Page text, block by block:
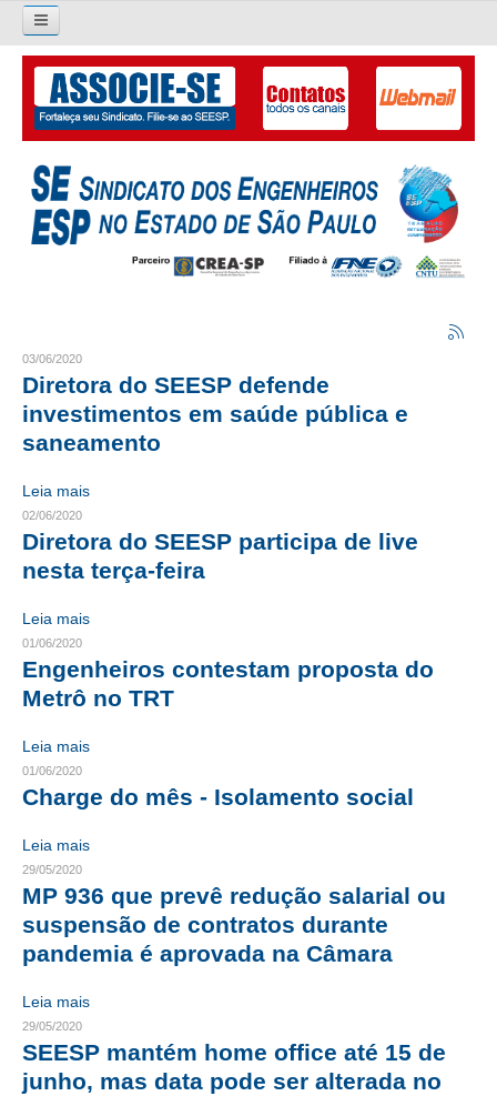
Pesquisar...
O SINDICATO
APRESENTAÇÃO
PALAVRA DO PRESIDENTE
LIVRO GESTÃO 2026-2029
GALERIA EX-PRESIDENTES
ORGANOGRAMA
CRESCE BRASIL
CONSELHO TECNOLÓGICO
HISTÓRICO E ATUAÇÃO
COMPOSIÇÃO
PERSONALIDADES DA TECNOLOGIA
NÚCLEO DA MULHER ENGENHEIRA
TRANSPARÊNCIA
JURÍDICO
CONSULTORIA
CONTRIBUIÇÕES
CONTRIBUIÇÃO ASSISTENCIAL
03/06/2020
Diretora do SEESP defende
investimentos em saúde pública e
saneamento
Leia mais
02/06/2020
Diretora do SEESP participa de live
nesta terça-feira
Leia mais
01/06/2020
Engenheiros contestam proposta do
Metrô no TRT
Leia mais
01/06/2020
Charge do mês - Isolamento social
Leia mais
29/05/2020
MP 936 que prevê redução salarial ou
suspensão de contratos durante
pandemia é aprovada na Câmara
Leia mais
29/05/2020
SEESP mantém home office até 15 de
junho, mas data pode ser alterada no